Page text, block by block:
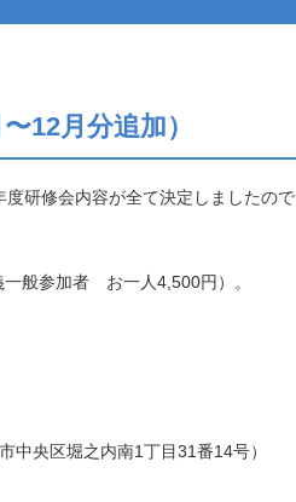
12月分追加）
度研修会内容が全て決定しましたので
般参加者 お一人4,500円）。
央区堀之内南1丁目31番14号）